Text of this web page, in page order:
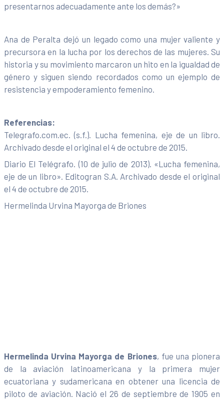
presentarnos adecuadamente ante los demás?»
Ana de Peralta dejó un legado como una mujer valiente y
precursora en la lucha por los derechos de las mujeres. Su
historia y su movimiento marcaron un hito en la igualdad de
género y siguen siendo recordados como un ejemplo de
resistencia y empoderamiento femenino.
Referencias:
Telegrafo.com.ec. (s.f.). Lucha femenina, eje de un libro.
Archivado desde el original el 4 de octubre de 2015.
Diario El Telégrafo. (10 de julio de 2013). «Lucha femenina,
eje de un libro». Editogran S.A. Archivado desde el original
el 4 de octubre de 2015.
Hermelinda Urvina Mayorga de Briones
Hermelinda Urvina Mayorga de Briones, fue una pionera
de la aviación latinoamericana y la primera mujer
ecuatoriana y sudamericana en obtener una licencia de
piloto de aviación. Nació el 26 de septiembre de 1905 en